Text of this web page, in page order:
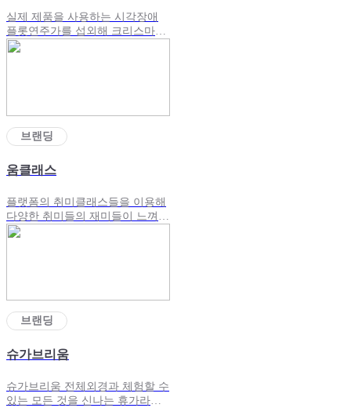
실제 제품을 사용하는 시각장애
플롯연주가를 섭외해 크리스마스
선물 기획으로 제작한 감성광고
브랜딩
움클래스
플랫폼의 취미클래스들을 이용해
다양한 취미들의 재미들이 느껴질
수 있도록 제작한 브랜딩 광고
브랜딩
슈가브리움
슈가브리움 전체외경과 체험할 수
있는 모든 것을 신나는 휴가라는